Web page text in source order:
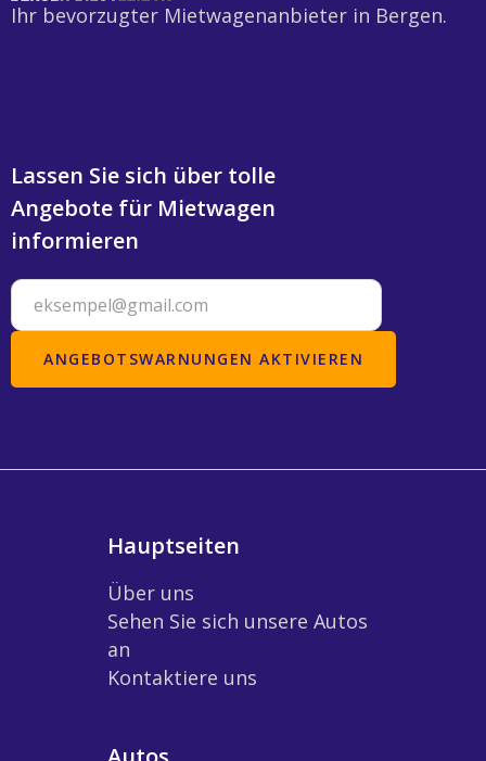
Ihr bevorzugter Mietwagenanbieter in Bergen.
Lassen Sie sich über tolle
Angebote für Mietwagen
informieren
Hauptseiten
Über uns
Sehen Sie sich unsere Autos
an
Kontaktiere uns